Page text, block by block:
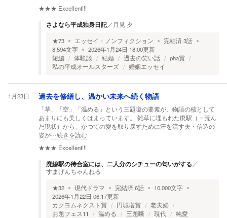
★★★ Excellent!!!
さよなら平成独身日記／ 月見 夕
★73 エッセイ・ノンフィクション 完結済3話
8,594文字 2026年1月24日 18:00更新
短編
体験談 結婚 過去の笑い話
pha賞
私の平成オールスターズ
婚姻エッセイ
1月23日 過去を修繕し、温かい未来へ続く物語
「草」「空」「温める」という三題噺の要素が、物語の核として
あまりにも美しくはまっています。 雑草に埋もれた廃駅（＝荒ん
だ現状）から、かつての愛を取り戻すために汗を流す夫・信造の
姿が…続きを読む
★★★ Excellent!!!
廃線駅の待合室には、二人分のシチューの匂いがする ／
すまげんちゃんねる
★32 現代ドラマ 完結済6話 10,000文字
2026年1月22日 06:17更新
カクヨムネクスト賞
円城塔賞
老夫婦
お題フェス11
温める 三題噺 現代 純愛